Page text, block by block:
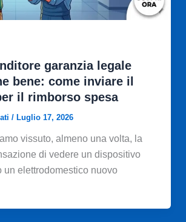
garanzia legale
bene: come inviare il
il rimborso spesa
/ Luglio 17, 2026
vissuto, almeno una volta, la
di vedere un dispositivo
un elettrodomestico nuovo